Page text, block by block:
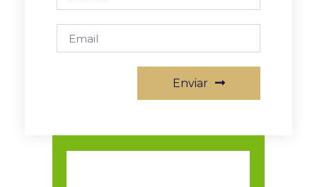
Enviar